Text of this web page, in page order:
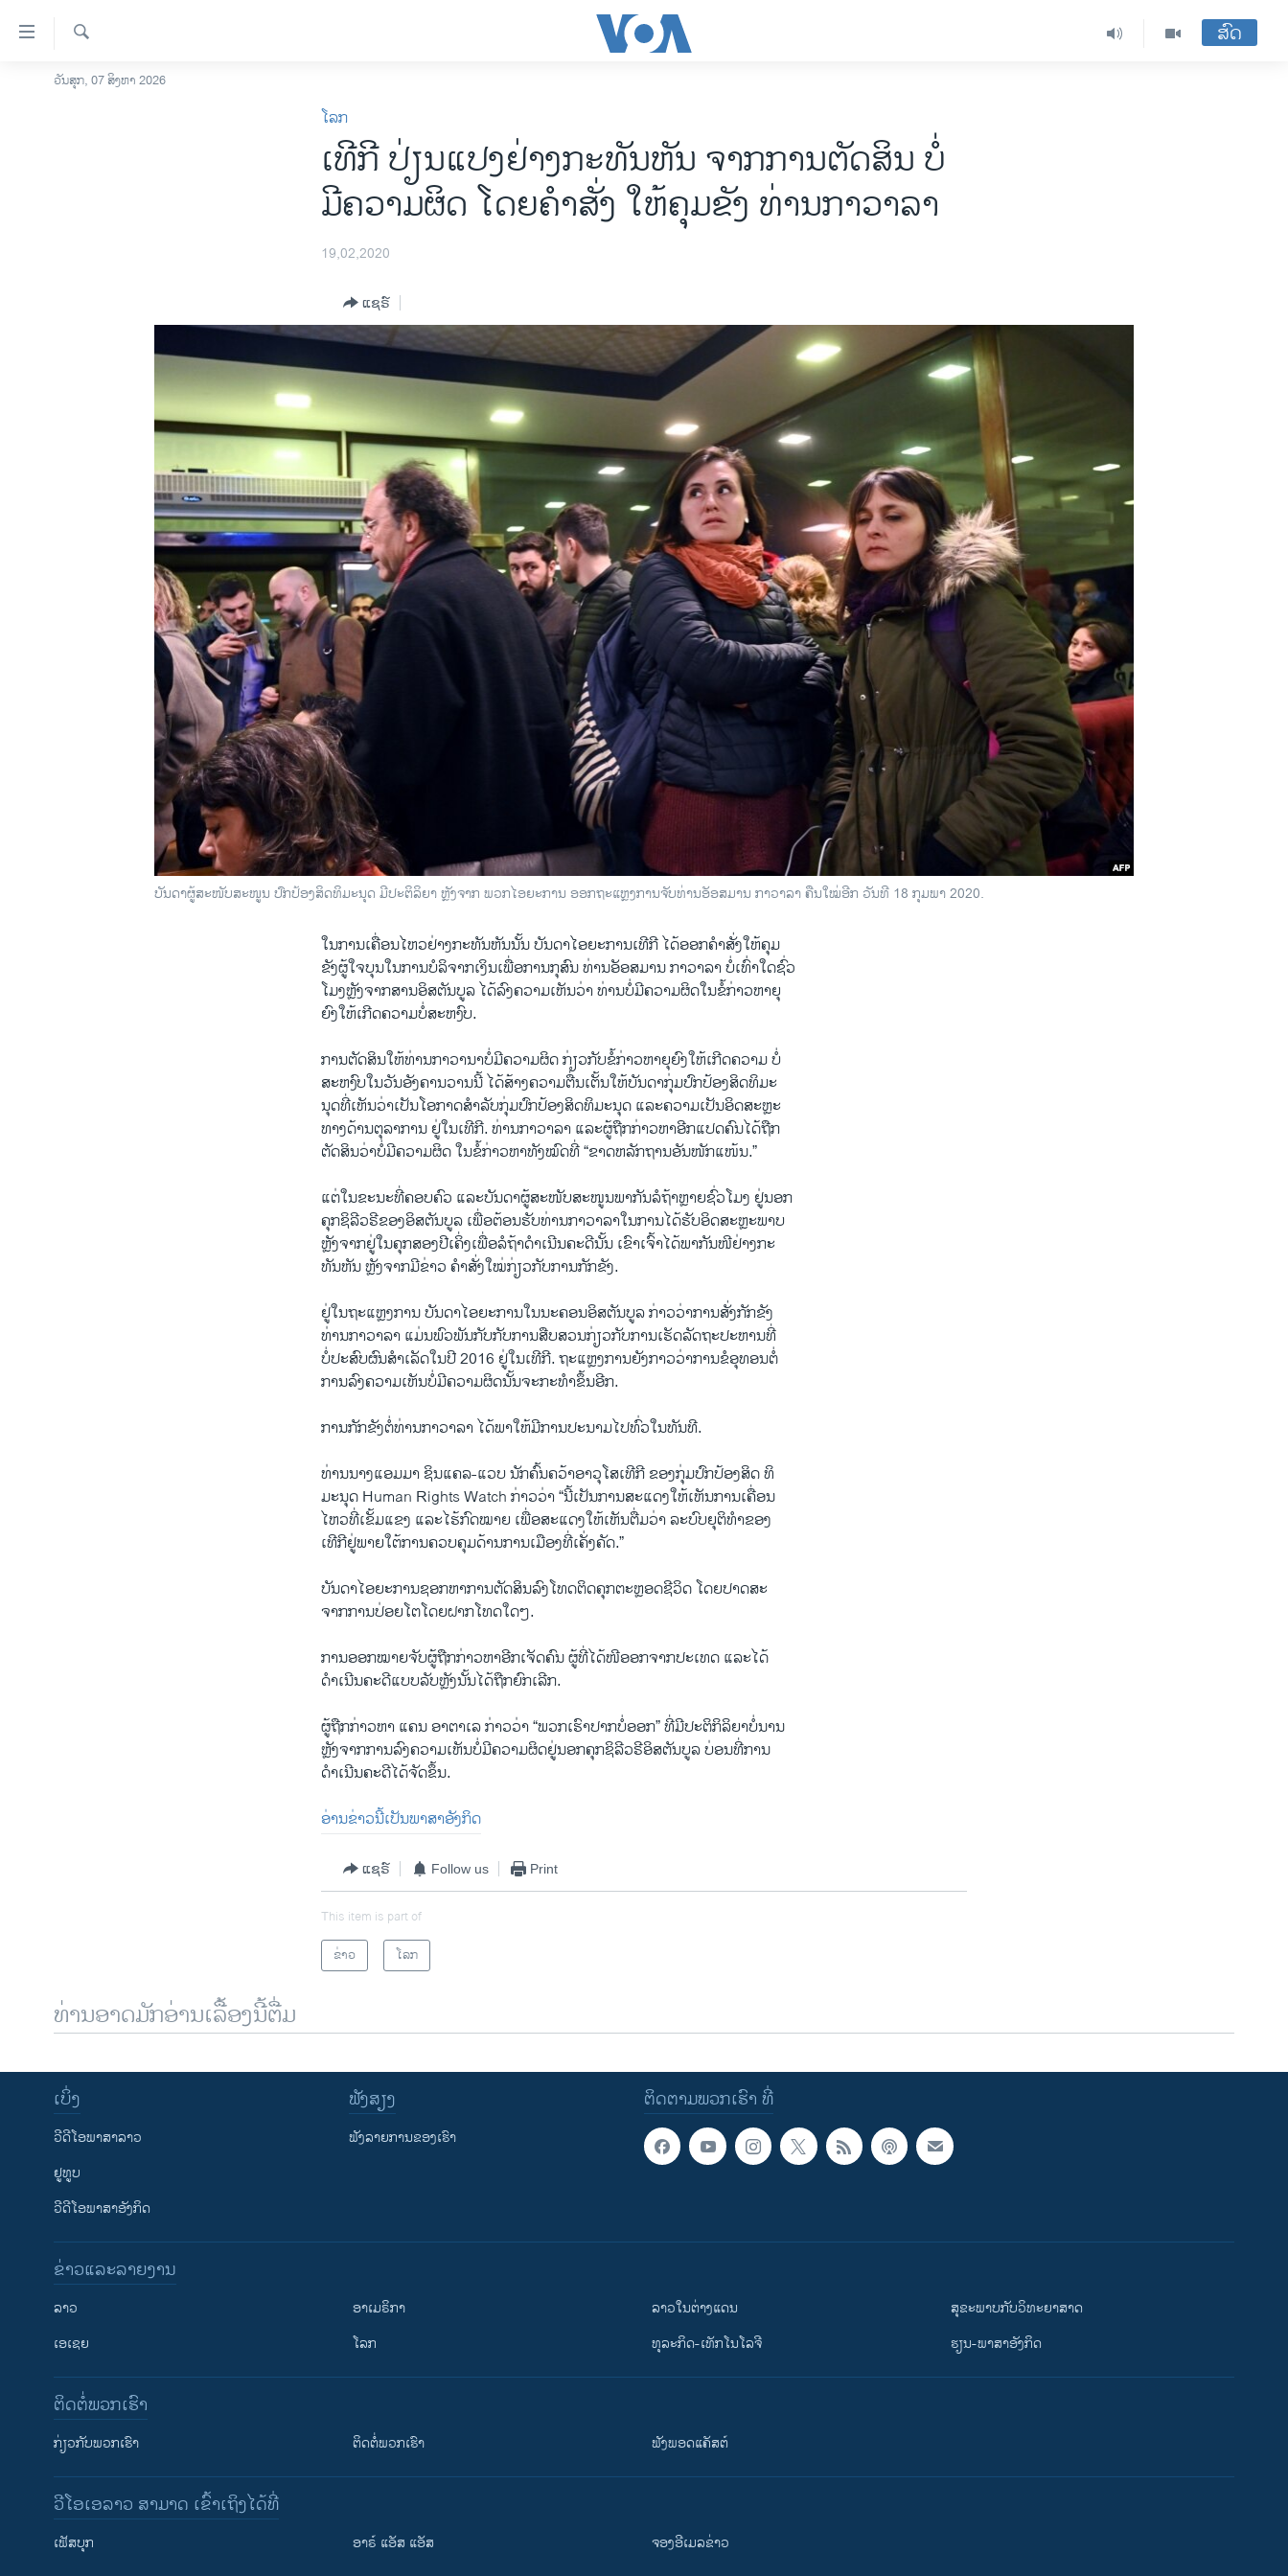
ລິ້ງ
ສຳຫລັບ
ໂຮມເພຈ
ອິດສະຫຼະພາບດ້ານການຂ່າວ
ຄົ້ນຫາ
ສົດ
ວັນສຸກ, 07 ສິງຫາ 2026
ໂລກ
ເທີ​ກີ ​ປ່ຽນແປງຢ່າງກະ​ທັນ​ຫັນ ຈາກ​ການ​ຕັດ​ສິນ ບໍ່​
ມີ​ຄວາມ​ຜິດ ​ໂດຍ​ຄຳ​ສັ່ງ ໃຫ້​ຄຸມ​ຂັງ ທ່ານ​ກາ​ວາ​ລາ
19,02,2020
ແຊຣ໌
ບັນ​ດາ​ຜູ້​ສະ​ໜັບ​ສະ​ໜູນ ປົກ​ປ້ອງ​ສິດ​ທິ​ມະ​ນຸດ ມີ​ປະຕິລິ​ຍາ ຫຼັງ​ຈາກ ​ພວກ​ໄອ​ຍະ​ການ ​ອອກ​ຖະ​ແຫຼງ​ການ​ຈັບ​ທ່ານ​​ອັ​ອສ​ມານ ກາ​ວາ​ລາ ​ຄືນ​ໃໝ່​ອີກ ວັນ​ທີ 18 ກຸມ​ພາ 2020.
ໃນ​ການ​ເຄື່ອນ​ໄຫວຢ່າງ​ກະ​ທັນ​ຫັນນັ້ນ ບັນ​ດາ​ໄອ​ຍະ​ການ​ເທີ​ກີ ໄດ້​ອອກ​ຄຳ​ສັ່ງ​ໃຫ້​ຄຸມ
​ຂັງ​ຜູ້​ໃຈ​ບຸນ​ໃນ​ການ​ບໍ​ລິ​ຈາກ​ເງິນ​ເພື່ອ​ການ​ກຸ​ສົນ ທ່ານອັ​ອສ​ມານ ກາ​ວາ​ລາ ບໍ່​ເທົ່າ​ໃດ​ຊົ່ວ
​ໂມງ​ຫຼັງ​ຈາກ​ສານ​ອິ​ສ​ຕັນບູລ ໄດ້​ລົງ​ຄ​ວາມ​ເຫັນວ່າ ທ່ານ​ບໍ່​ມີ​ຄວາມ​ຜິດ​ໃນ​ຂໍ້​ກ່າວ​ຫາຍຸ​
ຍົງ​ໃຫ້​ເກີດ​ຄວາມ​ບໍ່​ສະ​ຫງົບ.
ການຕັ​ດ​ສິນ​ໃຫ້​ທ່ານ​ກາ​ວາ​ນາ​ບໍ່​ມີ​ຄວາມ​ຜິດ ກ່ຽວ​ກັບ​ຂໍ້​ກ່າວ​ຫາ​ຍຸຍົງ​ໃຫ້​ເກີດ​ຄວາມ ບໍ່​
ສະ​ຫງົບ​ໃນ​ວັນ​ອັງ​ຄານ​ວານ​ນີ້ ໄດ້​ສ້າງ​ຄວາມ​ຕື່ນ​ເຕັ້ນໃຫ້ບັນ​ດາ​ກຸ່ມ​ປົກ​ປ້ອງສິດ​ທິ​ມະ​
ນຸດ​ທີ່​ເຫັນ​ວ່າ​ເປັນ​ໂອ​ກາດ​ສຳ​ລັບກຸ່ມ​ປົກ​ປ້ອງ​ສິດ​ທິ​ມະ​ນຸດ ແລະຄວາມ​ເປັນ​ອິດສະ​ຫຼະ​
ທາງ​ດ້ານ​ຕຸ​ລາ​ການ ​ຢູ່ໃນ​ເທີ​ກີ. ທ່ານ​ກາ​ວາ​ລາ ແລະ​ຜູ້ຖືກ​ກ່າວ​ຫາ​ອີກ​ແປດ​ຄົນ​ໄດ້ຖືກ​
ຕັດ​ສິນ​ວ່າ​ບໍ່​ມີ​ຄວາມ​ຜິດ ໃນ​ຂໍ້​ກ່າວ​ຫາ​ທັງ​ໝົດ​ທີ່ “ຂາດ​ຫລັກ​ຖານ​ອັນ​ໜັກ​ແໜ້ນ.”
ແຕ່​ໃນ​ຂະ​ນະ​ທີ່​ຄອບ​ຄົວ ແລະ​ບັນ​ດາ​ຜູ້ສະ​ໜັບ​ສະ​ໜູນ​ພາ​ກັນ​ລໍ​ຖ້າ​ຫຼາຍ​ຊົ່ວ​ໂມງ ຢູ່ນອກ
​ຄຸກ​ຊິ​ລີ​ວຣີ​ຂອງ​ອິ​ສ​ຕັນ​ບູລ ເພື່ອ​ຕ້ອນ​ຮັບ​ທ່ານ​ກາ​ວາ​ລາໃນ​ການ​ໄດ້​ຮັບອິດ​ສະ​ຫຼະ​ພາບ
ຫຼັງ​ຈາກ​ຢູ່​ໃນ​ຄຸກ​ສອງ​ປີ​ເຄິ່ງ​ເພື່ອ​ລໍ​ຖ້າ​ດຳ​ເນີນ​ຄະ​ດີນັ້ນ ເຂົາ​ເຈົ້າ​ໄດ້​ພາ​ກັນ​ໜີ​ຢ່າງ​ກະ​
ທັນ​ຫັນ ​ຫຼັງ​ຈາກມີ​ຂ່າວ ​ຄຳ​ສັ່ງໃໝ່ກ່ຽວ​ກັບການ​ກັກ​ຂັງ.
ຢູ່​ໃນ​ຖະ​ແຫຼງ​ການ ບັນ​ດາ​ໄອ​ຍະ​ການ​ໃນ​ນະ​ຄອນ​ອິ​ສ​ຕັນ​ບູ​ລ ກ່າວ​ວ່າ​ການ​ສັ່ງ​ກັກ​ຂັງ
ທ່ານ​ກາ​ວາ​ລາ ​ແມ່ນ​ພົວ​ພັນ​ກັບກັບການ​ສືບ​ສວນ​ກ່ຽວ​ກັບ​ການ​ເຮັດ​ລັດ​ຖະ​ປະ​ຫານ​ທີ່​
ບໍ່​ປະ​ສົບ​ຜົນ​ສຳ​ເລັດ​ໃນ​ປີ 2016 ​ຢູ່ໃນ​ເທີ​ກີ. ຖະ​ແຫຼງ​ການ​ຍັງ​ກາວ​ວ່​າ​ການຂໍອຸ​ທອນ​ຕໍ່
ການ​ລົງ​ຄວາມ​ເຫັນ​ບໍ່​ມີ​ຄວາມ​ຜິດນັ້ນ​ຈະ​ກະ​ທຳ​ຂຶ້ນອີກ.
ການ​ກັກ​ຂັງ​ຕໍ່​ທ່ານ​ກາ​ວາ​ລາ ໄດ້​ພາ​ໃຫ້​ມີ​ການ​ປະ​ນາມໄປ​ທົ່ວ​ໃນ​ທັນ​ທີ.
ທ່ານ​ນາງ​ແອມ​ມາ ຊິນ​ແຄ​ລ-ແວບ ນັກ​ຄົ້ນ​ຄວ້າ​ອາ​ວຸ​ໂສ​ເທີ​ກີ ຂອງ​ກຸ່ມ​ປົກ​ປ້ອງ​ສິ​ດ ທິ​
ມະ​ນຸດ Human Rights Watch ກ່າວ​ວ່າ “ນີ້​ເປັນ​ການ​ສະ​ແດງ​ໃຫ້​ເຫັນການ​ເຄື່ອນ​
ໄຫວທີ່​ເຂັ້ມ​ແຂງ ແລະ​ໄຮ້​ກົດ​ໝາຍ ເພື່ອ​ສະ​ແດງ​ໃຫ້​ເຫັນ​ຕື່ມ​ວ່າ ລະ​ບົບ​ຍຸ​ຕິ​ທຳ​ຂອງ
ເທີ​ກີຢູ່​ພາຍ​ໃຕ້​ກາ​ນ​ຄວບ​ຄຸມ​ດ້ານ​ການ​ເມືອງ​ທີ່ເຄັ່ງ​ຄັດ.”
ບັນ​ດາ​ໄອ​ຍະ​ການ​ຊອກ​ຫາ​ການ​ຕັດ​ສິນ​ລົງ​ໂທດ​ຕິດຄຸກ​ຕະ​ຫຼອດ​ຊີ​ວິດ ​ໂດຍປາດ​ສະ​
ຈາກ​ການປ່ອຍ​ໂຕ​ໂດຍ​ຝາກ​ໂທດ​ໃດໆ.
ການ​ອອກ​ໝາຍ​ຈັບ​ຜູ້​ຖືກ​ກ່າວ​ຫາ​ອີກ​ເຈັດ​ຄົນ ຜູ້​ທີ່​ໄດ້​ໜີ​ອອກ​ຈາກ​ປະ​ເທດ ແລະ​ໄດ້
​ດຳ​ເນີນ​ຄະ​ດີແບບລັບ​ຫຼັງ​ນັ້ນ​ໄດ້​ຖືກ​ຍົກ​ເລີກ.
ຜູ້​ຖືກ​ກ່າວ​ຫາ ​ແຄນ ອາ​ຕາ​ເລ ກ່າວ​ວ່າ “ພວກ​ເຮົາ​ປາກ​ບໍ່​ອອກ” ທີ່​ມີ​ປະ​ຕິ​ກິ​ລິ​ຍາ​ບໍ່​ນານ
​ຫຼັງ​ຈາກ​ການ​ລົງ​ຄວາມ​ເຫັນ​ບໍ່​ມີ​ຄວາມ​ຜິດຢູ່ນອກ​ຄຸກ​ຊິ​ລີວ​ຣີອິ​ສ​ຕັນ​ບູລ ​ບ່ອນ​ທີ່​ການ​
ດຳ​ເນີນ​ຄະ​ດີໄດ້​ຈັດ​ຂຶ້ນ. ​
ອ່ານ​ຂ່າວ​ນີ້​ເປັນ​ພາ​ສາ​ອັງ​ກິດ
ແຊຣ໌ Follow us Print
This item is part of
ຂ່າວ
ໂລກ
ທ່ານອາດມັກອ່ານເລື້ອງນີ້ຕື່ມ
ຕິດຕາມພວກເຮົາ ທີ່
ເບິ່ງ
ວີດີໂອພາສາລາວ
ຢູທູບ
ວີດີໂອພາສາອັງກິດ
ຟັງສຽງ
ຟັງລາຍການຂອງເຮົາ
ຂ່າວແລະລາຍງານ
ລາວ
ເອເຊຍ
ອາເມຣິກາ
ໂລກ
ລາວໃນຕ່າງແດນ
ທຸລະກິດ-ເທັກໂນໂລຈີ
ສຸຂະພາບກັບວິທະຍາສາດ
ຮຽນ-ພາສາອັງກິດ
ຕິດຕໍ່ພວກເຮົາ
ກ່ຽວກັບພວກເຮົາ ຕິດຕໍ່ພວກເຮົາ ຟັງພອດແຄັສຕ໌
ວີໂອເອລາວ ສາມາດ ເຂົ້າເຖິງໄດ້ທີ່
ເຟັສບຸກ ອາຣ໌ ແອັສ ແອັສ ຈອງອີເມລຂ່າວ